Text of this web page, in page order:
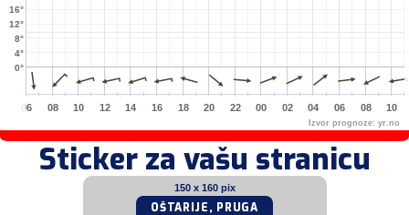
Izvor prognoze: yr.no
0°
4°
8°
12°
16°
06 08 10 12 14 16 18 20 22 00 02 04 06 08 10
Sticker za vašu stranicu
150 x 160 pix